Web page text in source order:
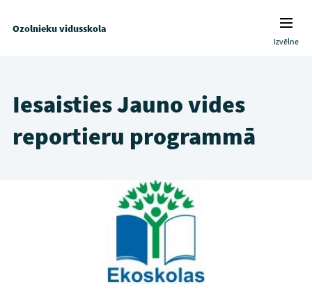
Ozolnieku vidusskola
Izvēlne
Iesaisties Jauno vides
reportieru programmā